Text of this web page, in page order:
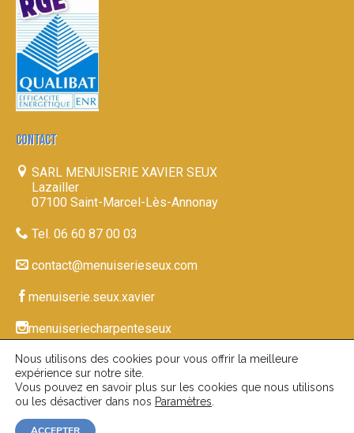
CONTACT
SARL MENUISERIE XAVIER SEUX
Lazailler
07100 Saint-Marcel-Lès-Annonay
Tel. 06 60 87 00 03
contact@menuiserieseux.com
menuiserie.seux.xavier
menuiseriecharpenteseux
© 2026-27www.menuiserieseux.com| Mentions
| Confidentialité| Réalisation du site par
Nous utilisons des cookies pour vous offrir la meilleure
expérience sur notre site.
Vous pouvez en savoir plus sur les cookies que nous utilisons
ou les désactiver dans nos Paramètres